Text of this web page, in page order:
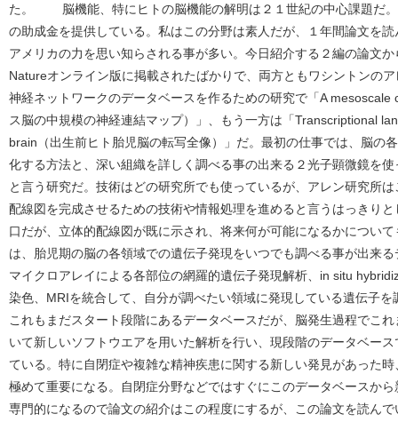
た。 脳機能、特にヒトの脳機能の解明は２１世紀の中心課題だ。
の助成金を提供している。私はこの分野は素人だが、１年間論文を
アメリカの力を思い知らされる事が多い。今日紹介する２編の論文
Natureオンライン版に掲載されたばかりで、両方ともワシントンの
神経ネットワークのデータベースを作るための研究で「A
ス脳の中規模の神経連結マップ）」、もう一方は「Transcriptional
brain（出生前ヒト胎児脳の転写全像）」だ。最初の仕事では、脳の
化する方法と、深い組織を詳しく調べる事の出来る２光子顕微鏡を
と言う研究だ。技術はどの研究所でも使っているが、アレン研究所
配線図を完成させるための技術や情報処理を進めると言うはっきり
口だが、立体的配線図が既に示され、将来何が可能になるかについ
は、胎児期の脳の各領域での遺伝子発現をいつでも調べる事が出来
マイクロアレイによる各部位の網羅的遺伝子発現解析、in situ
染色、MRIを統合して、自分が調べたい領域に発現している遺伝子
これもまだスタート段階にあるデータベースだが、脳発生過程でこ
いて新しいソフトウエアを用いた解析を行い、現段階のデータベー
ている。特に自閉症や複雑な精神疾患に関する新しい発見があった
極めて重要になる。自閉症分野などではすぐにこのデータベースか
専門的になるので論文の紹介はこの程度にするが、この論文を読ん